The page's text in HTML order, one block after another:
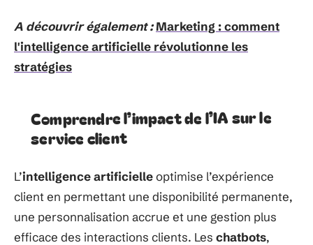
A découvrir également : Marketing : comment
l'intelligence artificielle révolutionne les
stratégies
Comprendre l’impact de l’IA sur le
service client
L’intelligence artificielleoptimise l’expérience
client en permettant une disponibilité permanente,
une personnalisation accrue et une gestion plus
efficace des interactions clients. Les chatbots,